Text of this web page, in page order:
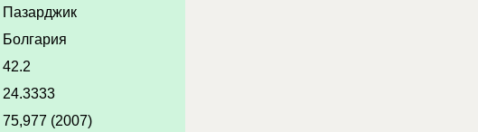
Пазарджик
Болгария
42.2
24.3333
75,977 (2007)